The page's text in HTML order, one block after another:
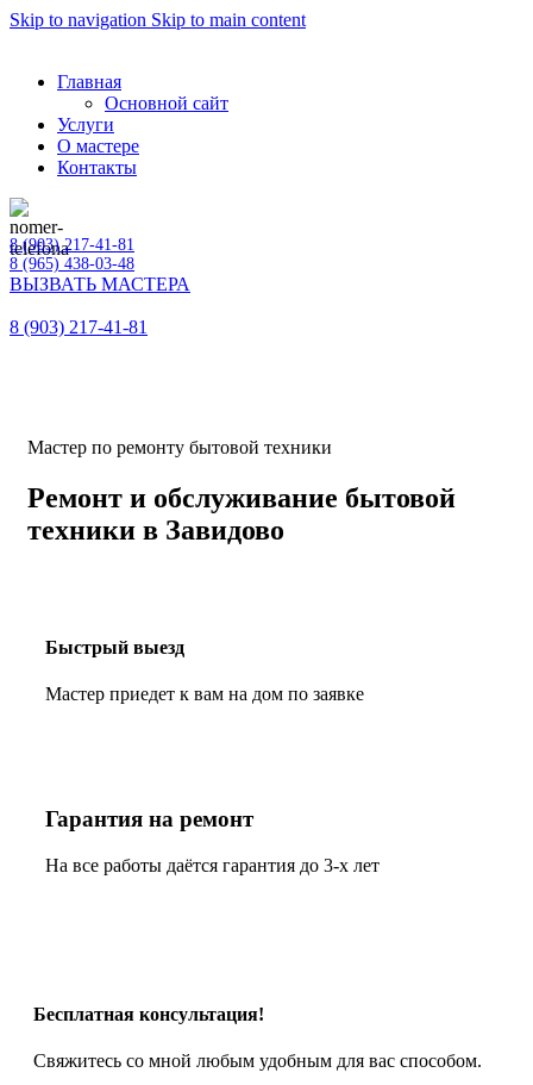
Skip to navigation Skip to main content
Главная
Основной сайт
Услуги
О мастере
Контакты
8 (903) 217-41-81
8 (965) 438-03-48
ВЫЗВАТЬ МАСТЕРА
8 (903) 217-41-81
Мастер по ремонту бытовой техники
Ремонт и обслуживание бытовой
техники в Завидово
Быстрый выезд
Мастер приедет к вам на дом по заявке
Гарантия на ремонт
На все работы даётся гарантия до 3-х лет
Бесплатная консультация!
Свяжитесь со мной любым удобным для вас способом.